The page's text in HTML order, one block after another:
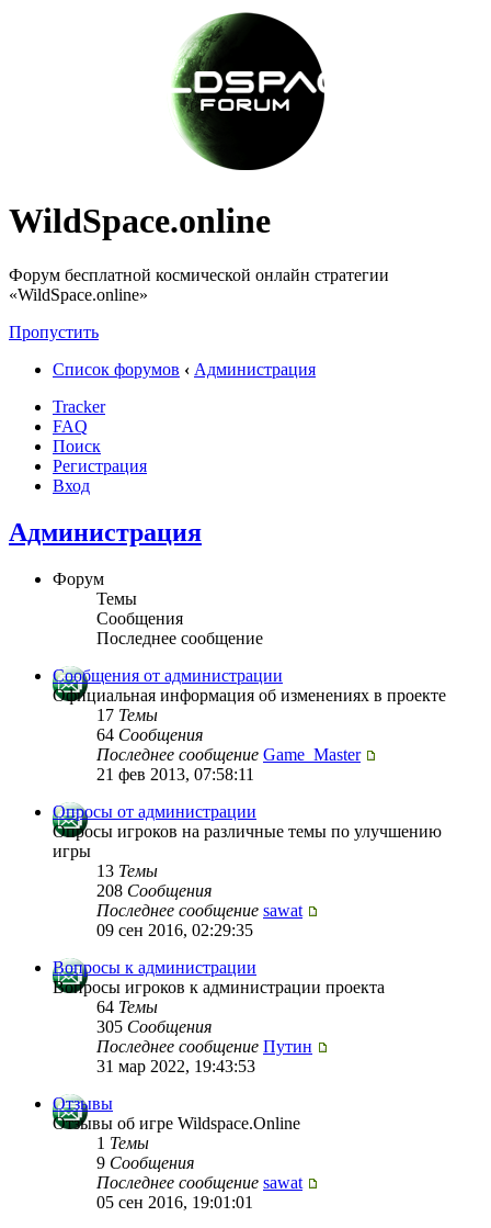
WildSpace.online
Форум бесплатной космической онлайн стратегии
«WildSpace.online»
Пропустить
Список форумов ‹ Администрация
Tracker
FAQ
Поиск
Регистрация
Вход
Администрация
Форум
Темы
Сообщения
Последнее сообщение
Сообщения от администрации
Официальная информация об изменениях в проекте
17 Темы
64 Сообщения
Последнее сообщение Game_Master
21 фев 2013, 07:58:11
Опросы от администрации
Опросы игроков на различные темы по улучшению
игры
13 Темы
208 Сообщения
Последнее сообщение sawat
09 сен 2016, 02:29:35
Вопросы к администрации
Вопросы игроков к администрации проекта
64 Темы
305 Сообщения
Последнее сообщение Путин
31 мар 2022, 19:43:53
Отзывы
Отзывы об игре Wildspace.Online
1 Темы
9 Сообщения
Последнее сообщение sawat
05 сен 2016, 19:01:01